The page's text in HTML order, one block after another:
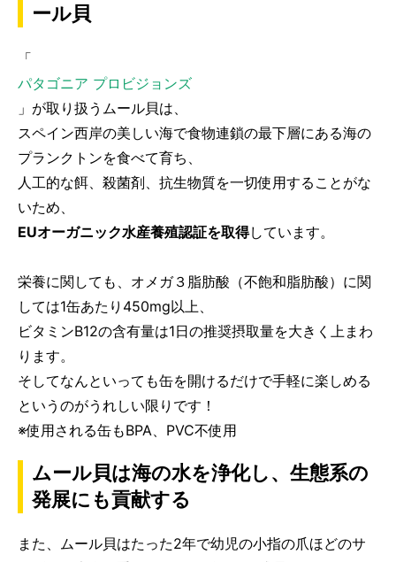
ール貝
「
パタゴニア プロビジョンズ
」が取り扱うムール貝は、
スペイン西岸の美しい海で食物連鎖の最下層にある海の
プランクトンを食べて育ち、
人工的な餌、殺菌剤、抗生物質を一切使用することがな
いため、
EUオーガニック水産養殖認証を取得しています。
栄養に関しても、オメガ３脂肪酸（不飽和脂肪酸）に関
しては1缶あたり450mg以上、
ビタミンB12の含有量は1日の推奨摂取量を大きく上まわ
ります。
そしてなんといっても缶を開けるだけで手軽に楽しめる
というのがうれしい限りです！
※使用される缶もBPA、PVC不使用
ムール貝は海の水を浄化し、生態系の
発展にも貢献する
また、ムール貝はたった2年で幼児の小指の爪ほどのサ